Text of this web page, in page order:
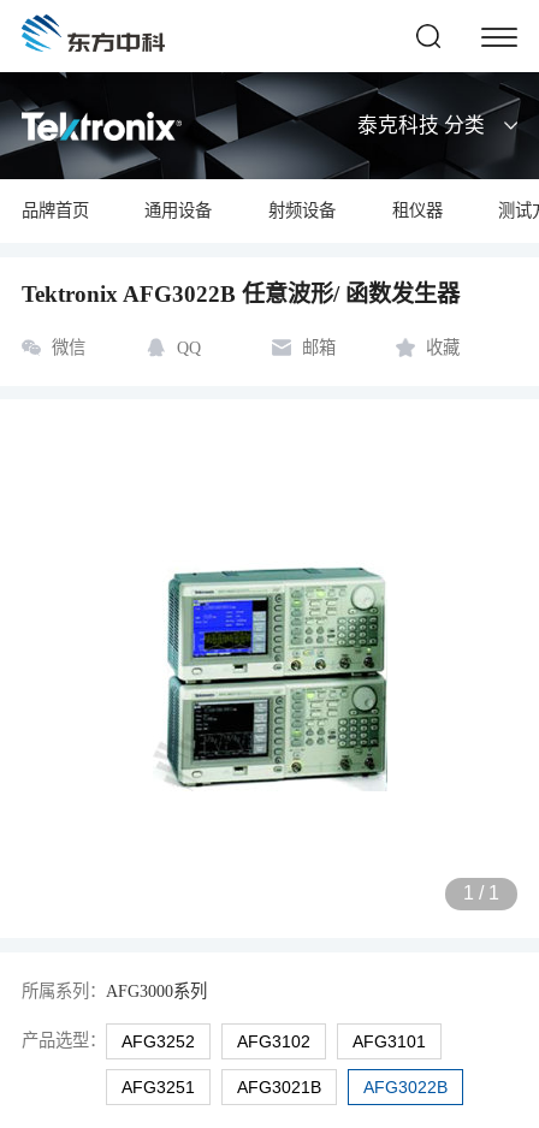
泰克科技 分类
品牌首页 通用设备 射频设备 租仪器 测试
Tektronix AFG3022B 任意波形/ 函数发生器
微信 QQ 邮箱 收藏
1 / 1
所属系列： AFG3000系列
产品选型： AFG3252 AFG3102 AFG3101
AFG3251 AFG3021B AFG3022B